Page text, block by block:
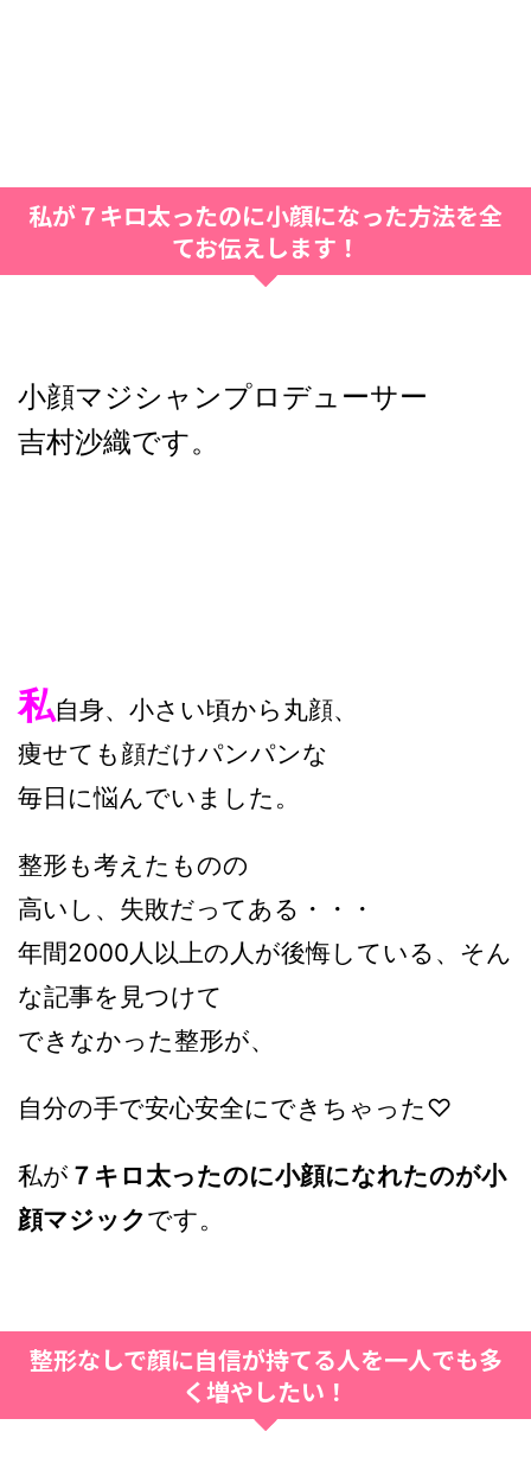
私が７キロ太ったのに小顔になった方法を全
てお伝えします！
小顔マジシャンプロデューサー
吉村沙織です。
私自身、小さい頃から丸顔、
痩せても顔だけパンパンな
毎日に悩んでいました。
整形も考えたものの
高いし、失敗だってある・・・
年間2000人以上の人が後悔している、そん
な記事を見つけて
できなかった整形が、
自分の手で安心安全にできちゃった♡
私が ７キロ太ったのに小顔になれたのが小
顔マジックです。
整形なしで顔に自信が持てる人を一人でも多
く増やしたい！